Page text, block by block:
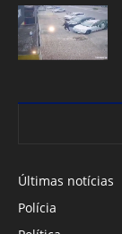
Últimas notícias
Polícia